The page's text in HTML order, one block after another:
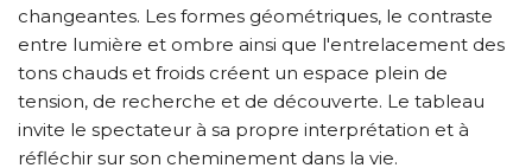
changeantes. Les formes géométriques, le contraste
entre lumière et ombre ainsi que l'entrelacement des
tons chauds et froids créent un espace plein de
tension, de recherche et de découverte. Le tableau
invite le spectateur à sa propre interprétation et à
réfléchir sur son cheminement dans la vie.